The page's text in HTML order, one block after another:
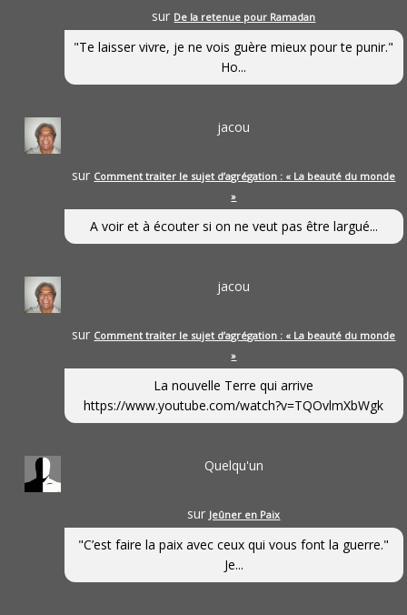
sur De la retenue pour Ramadan
"Te laisser vivre, je ne vois guère mieux pour te punir."
Ho...
jacou
sur Comment traiter le sujet d’agrégation : « La beauté du monde
»
A voir et à écouter si on ne veut pas être largué...
jacou
sur Comment traiter le sujet d’agrégation : « La beauté du monde
»
La nouvelle Terre qui arrive
https://www.youtube.com/watch?v=TQOvlmXbWgk
Quelqu'un
sur Jeûner en Paix
"C’est faire la paix avec ceux qui vous font la guerre."
Je...